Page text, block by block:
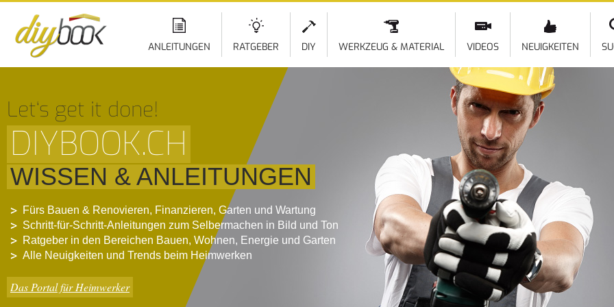
ANLEITUNGEN RATGEBER DIY WERKZEUG & MATERIAL VIDEOS NEUIGKEITEN
Let‘s get it done!
DIYBOOK.CH
WISSEN & ANLEITUNGEN
Fürs Bauen & Renovieren, Finanzieren, Garten und Wartung
Schritt-für-Schritt-Anleitungen zum Selbermachen in Bild und Ton
Ratgeber in den Bereichen Bauen, Wohnen, Energie und Garten
Alle Neuigkeiten und Trends beim Heimwerken
Das Portal für Heimwerker